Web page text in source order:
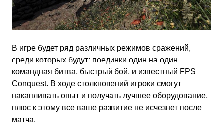
В игре будет ряд различных режимов сражений,
среди которых будут: поединки один на один,
командная битва, быстрый бой, и известный FPS
Conquest. В ходе столкновений игроки смогут
накапливать опыт и получать лучшее оборудование,
плюс к этому все ваше развитие не исчезнет после
матча.